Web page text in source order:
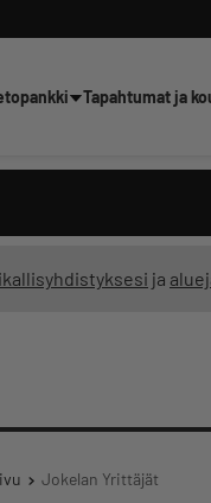
Tapahtumat ja
ja
Jokelan Yrittäjät
tekoälyltä